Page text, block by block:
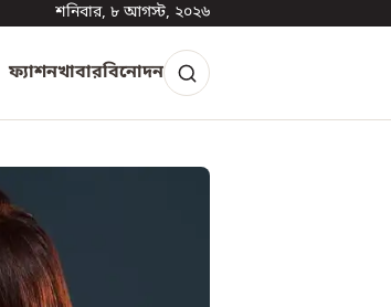
শনিবার, ৮ আগস্ট, ২০২৬
ফ্যাশনখাবারবিনোদন